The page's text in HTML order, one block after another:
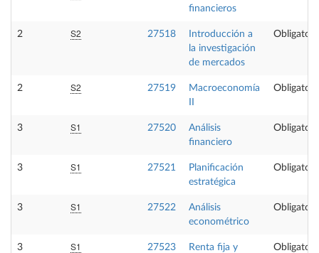
financieros
2 S2 27518
Introducción a
la investigación
de mercados
2 S2 27519
Macroeconomía
3 S1 27520
Análisis
financiero
3 S1 27521
Planificación
estratégica
3 S1 27522
Análisis
econométrico
3 S1 27523
Renta fija y